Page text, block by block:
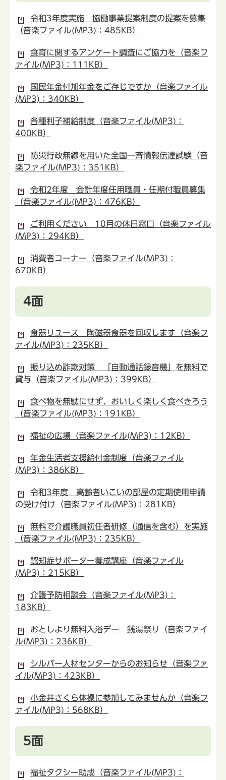
令和3年度実施 協働事業提案制度の提案を募集
（音楽ファイル(MP3)：485KB）
食育に関するアンケート調査にご協力を（音楽フ
ァイル(MP3)：111KB）
国民年金付加年金をご存じですか（音楽ファイル
(MP3)：340KB）
各種利子補給制度（音楽ファイル(MP3)：
400KB）
防災行政無線を用いた全国一斉情報伝達試験（音
楽ファイル(MP3)：351KB）
令和2年度 会計年度任用職員・任期付職員募集
（音楽ファイル(MP3)：476KB）
ご利用ください 10月の休日窓口（音楽ファイル
(MP3)：294KB）
消費者コーナー（音楽ファイル(MP3)：
670KB）
4面
食器リユース 陶磁器食器を回収します（音楽フ
ァイル(MP3)：235KB）
振り込め詐欺対策 「自動通話録音機」を無料で
貸与（音楽ファイル(MP3)：399KB）
食べ物を無駄にせず、おいしく楽しく食べきろう
（音楽ファイル(MP3)：191KB）
福祉の広場（音楽ファイル(MP3)：12KB）
年金生活者支援給付金制度（音楽ファイル
(MP3)：386KB）
令和3年度 高齢者いこいの部屋の定期使用申請
の受け付け（音楽ファイル(MP3)：281KB）
無料で介護職員初任者研修（通信を含む）を実施
（音楽ファイル(MP3)：235KB）
認知症サポーター養成講座（音楽ファイル
(MP3)：215KB）
介護予防相談会（音楽ファイル(MP3)：
183KB）
おとしより無料入浴デー 銭湯祭り（音楽ファイ
ル(MP3)：236KB）
シルバー人材センターからのお知らせ（音楽ファ
イル(MP3)：423KB）
小金井さくら体操に参加してみませんか（音楽フ
ァイル(MP3)：568KB）
5面
福祉タクシー助成（音楽ファイル(MP3)：